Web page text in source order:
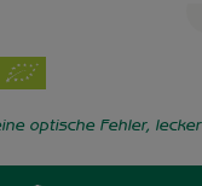
optische Fehler, lecker